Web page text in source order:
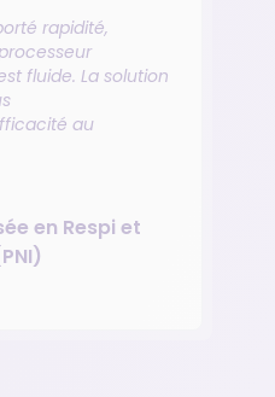
rapidité,
fluide. La solution
au
en Respi et